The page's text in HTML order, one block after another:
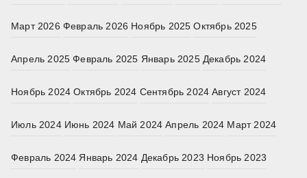
Март 2026 Февраль 2026 Ноябрь 2025 Октябрь 2025
Апрель 2025 Февраль 2025 Январь 2025 Декабрь 2024
Ноябрь 2024 Октябрь 2024 Сентябрь 2024 Август 2024
Июль 2024 Июнь 2024 Май 2024 Апрель 2024 Март 2024
Февраль 2024 Январь 2024 Декабрь 2023 Ноябрь 2023